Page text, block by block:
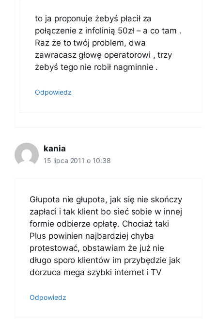
to ja proponuje żebyś płacił za
połączenie z infolinią 50zł – a co tam .
Raz że to twój problem, dwa
zawracasz głowę operatorowi , trzy
żebyś tego nie robił nagminnie .
Odpowiedz
kania
15 lipca 2011 o 10:38
Głupota nie głupota, jak się nie skończy
zapłaci i tak klient bo sieć sobie w innej
formie odbierze opłatę. Chociaż taki
Plus powinien najbardziej chyba
protestować, obstawiam że już nie
długo sporo klientów im przybędzie jak
dorzuca mega szybki internet i TV
Odpowiedz